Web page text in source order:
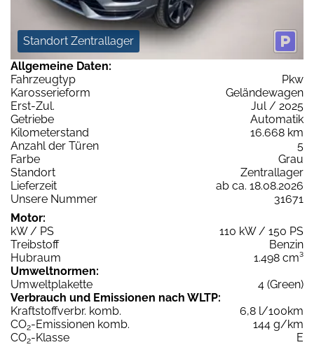
Standort Zentrallager
Allgemeine Daten:
Fahrzeugtyp
Pkw
Karosserieform
Geländewagen
Erst-Zul.
Jul / 2025
Getriebe
Automatik
Kilometerstand
16.668 km
Anzahl der Türen
5
Farbe
Grau
Standort
Zentrallager
Lieferzeit
ab ca. 18.08.2026
Unsere Nummer
31671
Motor:
kW / PS
110 kW / 150 PS
Treibstoff
Benzin
Hubraum
1.498 cm³
Umweltnormen:
Umweltplakette
4 (Green)
Verbrauch und Emissionen nach WLTP:
Kraftstoffverbr. komb.
6,8 l/100km
CO2-Emissionen komb.
144 g/km
CO2-Klasse
E